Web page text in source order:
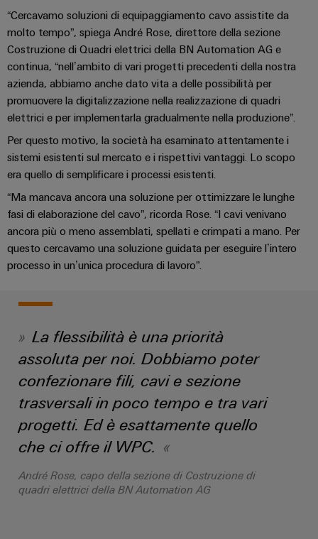
futuro
per
la
produzione
energetica
comprovata
Fotovoltaico
Sfruttare
l'energia
solare
per
grado
di
efficacia
risorse
fondamentale
per
la
transizione
Industria
ferroviaria
Soluzioni
e
digitali
Sistemi
e
soluzioni
Analitica
industriale
Automazione
decentrata
Automazione
industriale
IoT
industriale
SOFTWARE
di
IIoT
e
automazione
Soluzioni
gestione
energetica
di
distribuzione
Componenti
elettronici
relè
e
a
stato
solido
Amplificatori
e
trasduttori
di
misura
Alimentatori
Custodie
componenti
elettronici
Dati
tecnici
Cataloghi
prodotti
tecnici
Riparazioni
e
ricambi
Corsi
di
formazione
e
Opzioni
ordinamento
digitali
eShop
Interfaccia
Interfaccia
Overall
Equipment
Efficiency
(OEE)
Novità
aziendali
Eventi
e
fiere
Trade
Press
News
I
nostri
partner
e
rete
del
partner
di
automazione
il
vostro
“Cercavamo soluzioni di equipaggiamento cavo assistite da
molto tempo”, spiega André Rose, direttore della sezione
Costruzione di Quadri elettrici della BN Automation AG e
continua, “nell’ambito di vari progetti precedenti della nostra
azienda, abbiamo anche dato vita a delle possibilità per
promuovere la digitalizzazione nella realizzazione di quadri
elettrici e per implementarla gradualmente nella produzione”.
Per questo motivo, la società ha esaminato attentamente i
sistemi esistenti sul mercato e i rispettivi vantaggi. Lo scopo
era quello di semplificare i processi esistenti.
“Ma mancava ancora una soluzione per ottimizzare le lunghe
fasi di elaborazione del cavo”, ricorda Rose. “I cavi venivano
ancora più o meno assemblati, spellati e crimpati a mano. Per
questo cercavamo una soluzione guidata per eseguire l’intero
processo in un’unica procedura di lavoro”.
La flessibilità è una priorità
assoluta per noi. Dobbiamo poter
confezionare fili, cavi e sezione
trasversali in poco tempo e tra vari
progetti. Ed è esattamente quello
che ci offre il WPC.
André Rose, capo della sezione di Costruzione di
quadri elettrici della BN Automation AG